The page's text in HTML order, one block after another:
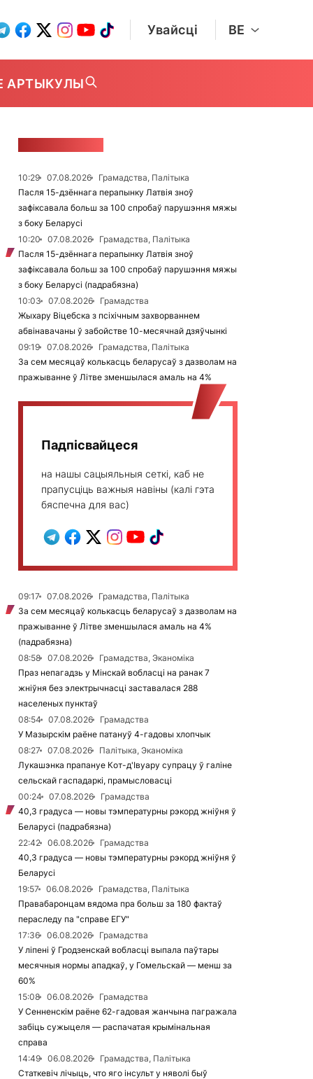
Увайсці BE
АРТЫКУЛЫ
10:29 07.08.2026
Грамадства, Палітыка
Пасля 15-дзённага перапынку Латвія зноў
зафіксавала больш за 100 спробаў парушэння мяжы
з боку Беларусі
10:20
07.08.2026
Грамадства, Палітыка
Пасля 15-дзённага перапынку Латвія зноў
зафіксавала больш за 100 спробаў парушэння мяжы
з боку Беларусі (падрабязна)
10:03
07.08.2026
Грамадства
Жыхару Віцебска з псіхічным захворваннем
абвінавачаны ў забойстве 10-месячнай дзяўчынкі
09:19
07.08.2026
Грамадства, Палітыка
За сем месяцаў колькасць беларусаў з дазволам на
пражыванне ў Літве зменшылася амаль на 4%
Падпісвайцеся
на нашы сацыяльныя сеткі, каб не
прапусціць важныя навіны (калі гэта
бяспечна для вас)
09:17 07.08.2026
Грамадства, Палітыка
За сем месяцаў колькасць беларусаў з дазволам на
пражыванне ў Літве зменшылася амаль на 4%
(падрабязна)
08:58
07.08.2026
Грамадства, Эканоміка
Праз непагадзь у Мінскай вобласці на ранак 7
жніўня без электрычнасці заставалася 288
населеных пунктаў
08:54
07.08.2026
Грамадства
У Мазырскім раёне патануў 4-гадовы хлопчык
08:27
07.08.2026
Палітыка, Эканоміка
Лукашэнка прапануе Кот-д'Івуару супрацу ў галіне
сельскай гаспадаркі, прамысловасці
00:24
07.08.2026
Грамадства
40,3 градуса — новы тэмпературны рэкорд жніўня ў
Беларусі (падрабязна)
22:42
06.08.2026
Грамадства
40,3 градуса — новы тэмпературны рэкорд жніўня ў
Беларусі
19:57
06.08.2026
Грамадства, Палітыка
Правабаронцам вядома пра больш за 180 фактаў
пераследу па "справе ЕГУ"
17:36
06.08.2026
Грамадства
У ліпені ў Гродзенскай вобласці выпала паўтары
месячныя нормы ападкаў, у Гомельскай — менш за
60%
15:08
06.08.2026
Грамадства
У Сенненскім раёне 62-гадовая жанчына пагражала
забіць сужыцеля — распачатая крымінальная
справа
14:49
06.08.2026
Грамадства, Палітыка
Статкевіч лічыць, что яго інсульт у няволі быў